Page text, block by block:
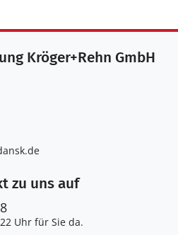
Kröger+Rehn GmbH
zu uns auf
Uhr für Sie da.